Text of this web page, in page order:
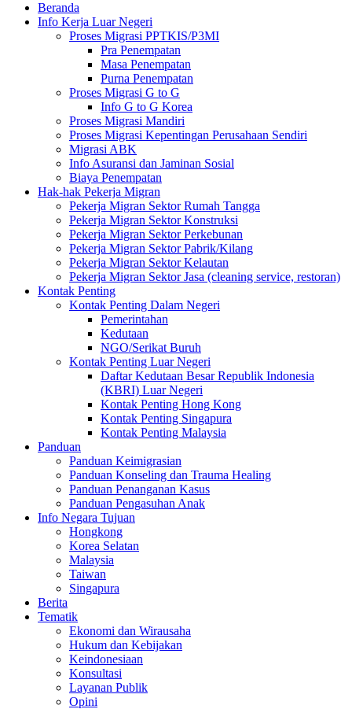
Beranda
Info Kerja Luar Negeri
Proses Migrasi PPTKIS/P3MI
Pra Penempatan
Masa Penempatan
Purna Penempatan
Proses Migrasi G to G
Info G to G Korea
Proses Migrasi Mandiri
Proses Migrasi Kepentingan Perusahaan Sendiri
Migrasi ABK
Info Asuransi dan Jaminan Sosial
Biaya Penempatan
Hak-hak Pekerja Migran
Pekerja Migran Sektor Rumah Tangga
Pekerja Migran Sektor Konstruksi
Pekerja Migran Sektor Perkebunan
Pekerja Migran Sektor Pabrik/Kilang
Pekerja Migran Sektor Kelautan
Pekerja Migran Sektor Jasa (cleaning service, restoran)
Kontak Penting
Kontak Penting Dalam Negeri
Pemerintahan
Kedutaan
NGO/Serikat Buruh
Kontak Penting Luar Negeri
Daftar Kedutaan Besar Republik Indonesia
(KBRI) Luar Negeri
Kontak Penting Hong Kong
Kontak Penting Singapura
Kontak Penting Malaysia
Panduan
Panduan Keimigrasian
Panduan Konseling dan Trauma Healing
Panduan Penanganan Kasus
Panduan Pengasuhan Anak
Info Negara Tujuan
Hongkong
Korea Selatan
Malaysia
Taiwan
Singapura
Berita
Tematik
Ekonomi dan Wirausaha
Hukum dan Kebijakan
Keindonesiaan
Konsultasi
Layanan Publik
Opini